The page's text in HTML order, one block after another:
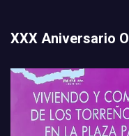
XXX Aniversario